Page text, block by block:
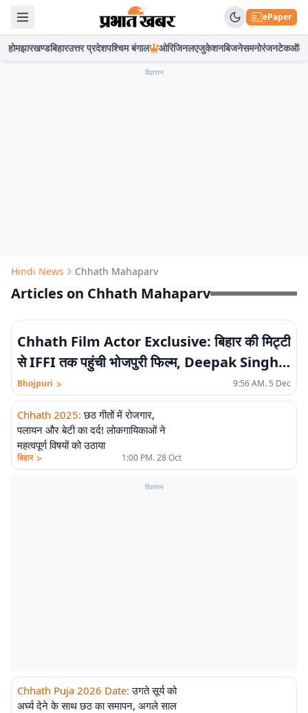
ePaper
होमझारखण्डबिहारउत्तर प्रदेशपश्चिम बंगाल ओरिजिनलएजुकेशनबिजनेसमनोरंजनटेकऑटो
विज्ञापन
Hindi News Chhath Mahaparv
Articles on Chhath Mahaparv
Chhath Film Actor Exclusive: बिहार की मिट्टी
से IFFI तक पहुंची भोजपुरी फिल्म, Deepak Singh ने
बतायी पर्दे के पीछे की अनकही कहानी
Bhojpuri > 9:56 AM. 5 Dec
Chhath 2025: छठ गीतों में रोजगार,
पलायन और बेटी का दर्द! लोकगायिकाओं ने
महत्वपूर्ण विषयों को उठाया
बिहार > 1:00 PM. 28 Oct
विज्ञापन
Chhath Puja 2026 Date: उगते सूर्य को
अर्घ्य देने के साथ छठ का समापन, अगले साल